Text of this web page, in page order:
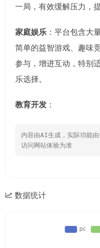
一局，有效缓解压力，
家庭娱乐 ：平台包含大
简单的益智游戏、趣味
参与，增进互动，特别
乐选择。
教育开发 ：
内容由AI生成，实际功能
访问网站体验为准
数据统计